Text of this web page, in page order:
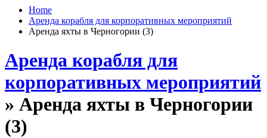
Home
Аренда корабля для корпоративных мероприятий
Аренда яхты в Черногории (3)
Аренда корабля для
корпоративных мероприятий
» Аренда яхты в Черногории
(3)